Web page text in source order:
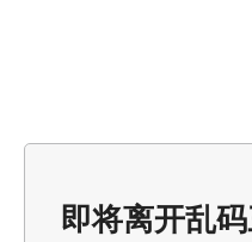
即将离开乱